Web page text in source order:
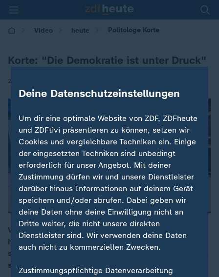
Video heute Politologe Korte
Korte: "Die Demokratie ist unter Druck"
28.10.2018 | 21:45
00:06
Verluste für CDU und CSU, der Einzug der AfD in den
hessischen Landtag: "Die Demokratie ist unter Druck",
sagt Parteienforscher Korte. Aber in der Mitte zeige sie
sich sehr stark.
Deine Datenschutzeinstellungen
Um dir eine optimale Website von ZDF, ZDFheute
und ZDFtivi präsentieren zu können, setzen wir
Cookies und vergleichbare Techniken ein. Einige
der eingesetzten Techniken sind unbedingt
erforderlich für unser Angebot. Mit deiner
Zustimmung dürfen wir und unsere Dienstleister
darüber hinaus Informationen auf deinem Gerät
speichern und/oder abrufen. Dabei geben wir
deine Daten ohne deine Einwilligung nicht an
Dritte weiter, die nicht unsere direkten
Dienstleister sind. Wir verwenden deine Daten
auch nicht zu kommerziellen Zwecken.
Zustimmungspflichtige Datenverarbeitung